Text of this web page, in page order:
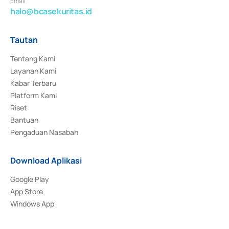
halo@bcasekuritas.id
Tautan
Tentang Kami
Layanan Kami
Kabar Terbaru
Platform Kami
Riset
Bantuan
Pengaduan Nasabah
Download Aplikasi
Google Play
App Store
Windows App